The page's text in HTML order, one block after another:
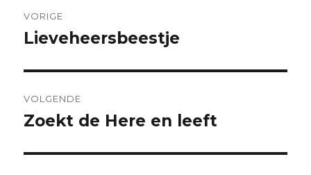
navigatie
VORIGE
Vorig
Lieveheersbeestje
VOLGENDE
Volgend
Zoekt de Here en leeft